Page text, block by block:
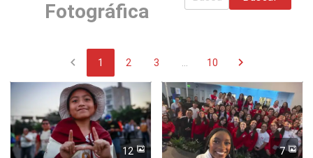
Fotográfica
chevron_left 1 2 3 10 chevron_right
12 7